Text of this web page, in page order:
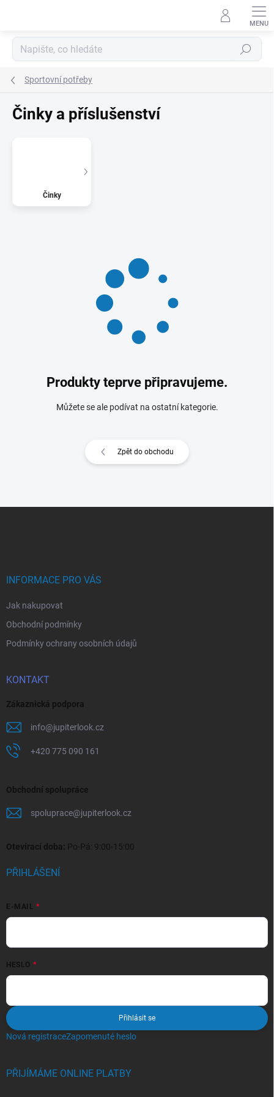
Hledat
Sportovní potřeby
Činky a příslušenství
Činky
Produkty teprve připravujeme.
Můžete se ale podívat na ostatní kategorie.
Zpět do obchodu
INFORMACE PRO VÁS
Jak nakupovat
Obchodní podmínky
Podmínky ochrany osobních údajů
KONTAKT
Zákaznická podpora
info@jupiterlook.cz
+420 775 090 161
Obchodní spolupráce
spoluprace@jupiterlook.cz
Otevírací doba: Po-Pá: 9:00-15:00
PŘIHLÁŠENÍ
E-MAIL
HESLO
Přihlásit se
Nová registraceZapomenuté heslo
PŘIJÍMÁME ONLINE PLATBY